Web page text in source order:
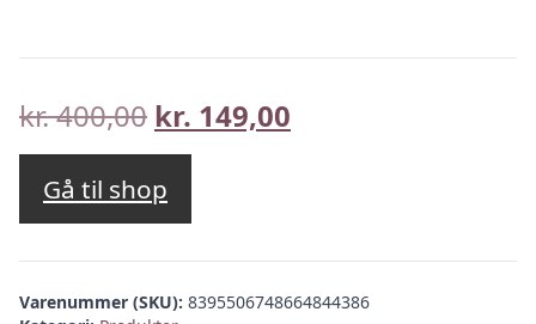
kr.400,00 Den
oprindelige
pris
var:
kr. 400,00.
kr. 149,00
kr. 149,00.
Gå til shop
Varenummer (SKU): 8395506748664844386